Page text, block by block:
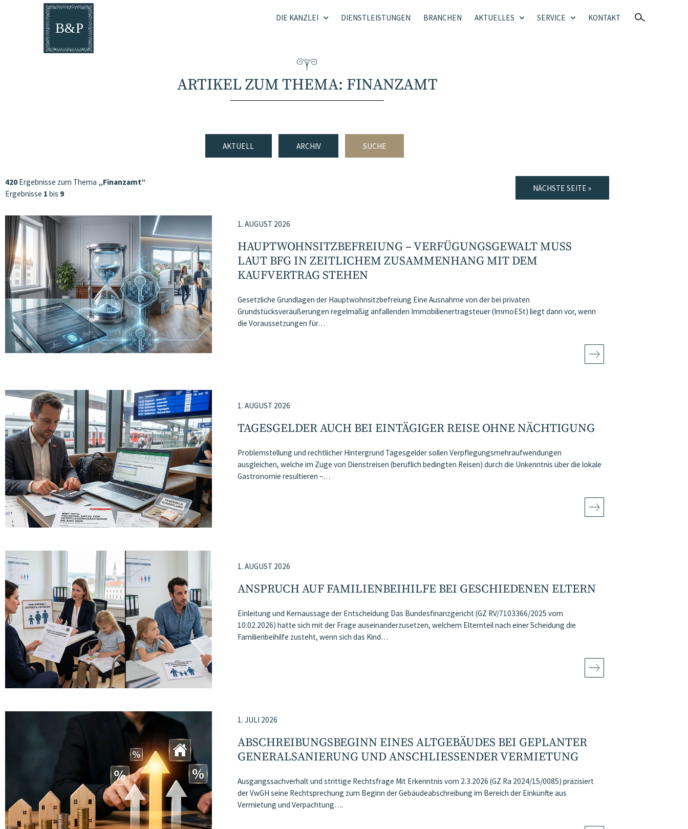
DIE KANZLEI DIENSTLEISTUNGEN BRANCHEN AKTUELLES SERVICE KONTAKT
ARTIKEL ZUM THEMA: FINANZAMT
AKTUELL ARCHIV SUCHE
420 Ergebnisse zum Thema „Finanzamt“
Ergebnisse 1 bis 9
NÄCHSTE SEITE »
1. AUGUST 2026
HAUPTWOHNSITZ​­BEFREIUNG – VERFÜGUNGSGEWALT MUSS
LAUT BFG IN ZEITLICHEM ZUSAMMENHANG MIT DEM
KAUFVERTRAG STEHEN
Gesetzliche Grundlagen der Hauptwohnsitzbefreiung Eine Ausnahme von der bei privaten
Grundstücksveräußerungen regelmäßig anfallenden Immobilienertragsteuer (ImmoESt) liegt dann vor, wenn
die Voraussetzungen für…
1. AUGUST 2026
TAGESGELDER AUCH BEI EINTÄGIGER REISE OHNE NÄCHTIGUNG
Problemstellung und rechtlicher Hintergrund Tagesgelder sollen Verpflegungsmehraufwendungen
ausgleichen, welche im Zuge von Dienstreisen (beruflich bedingten Reisen) durch die Unkenntnis über die lokale
Gastronomie resultieren –…
1. AUGUST 2026
ANSPRUCH AUF FAMILIENBEIHILFE BEI GESCHIEDENEN ELTERN
Einleitung und Kernaussage der Entscheidung Das Bundesfinanzgericht (GZ RV/7103366/2025 vom
10.02.2026) hatte sich mit der Frage auseinanderzusetzen, welchem Elternteil nach einer Scheidung die
Familienbeihilfe zusteht, wenn sich das Kind…
1. JULI 2026
ABSCHREIBUNGSBEGINN EINES ALTGEBÄUDES BEI GEPLANTER
GENERALSANIERUNG UND ANSCHLIESSENDER VERMIETUNG
Ausgangssachverhalt und strittige Rechtsfrage Mit Erkenntnis vom 2.3.2026 (GZ Ra 2024/15/0085) präzisiert
der VwGH seine Rechtsprechung zum Beginn der Gebäudeabschreibung im Bereich der Einkünfte aus
Vermietung und Verpachtung….